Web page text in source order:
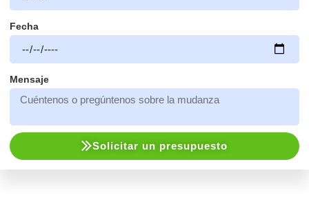
Fecha
Mensaje
Solicitar un presupuesto